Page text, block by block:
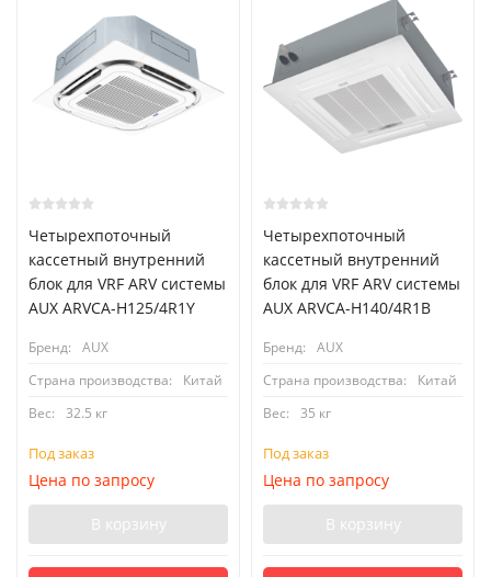
Четырехпоточный
кассетный внутренний
блок для VRF ARV системы
AUX ARVCA-H125/4R1Y
Бренд:
AUX
Страна производства:
Китай
Вес:
32.5 кг
Под заказ
Цена по запросу
В корзину
Четырехпоточный
кассетный внутренний
блок для VRF ARV системы
AUX ARVCA-H140/4R1B
Бренд:
AUX
Страна производства:
Китай
Вес:
35 кг
Под заказ
Цена по запросу
В корзину